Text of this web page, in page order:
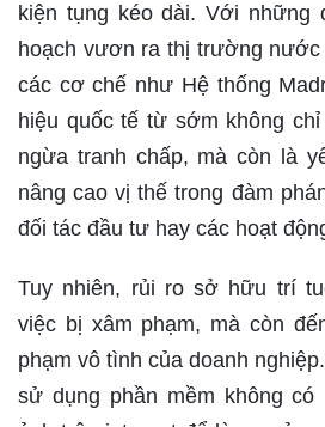
kiện tụng kéo dài. Với những
hoạch vươn ra thị trường
các cơ chế như Hệ thống
hiệu quốc tế từ sớm không
ngừa tranh chấp, mà còn là
nâng cao vị thế trong đàm
đối tác đầu tư hay các hoạt
Tuy nhiên, rủi ro sở hữu trí
việc bị xâm phạm, mà còn
phạm vô tình của doanh
sử dụng phần mềm không có